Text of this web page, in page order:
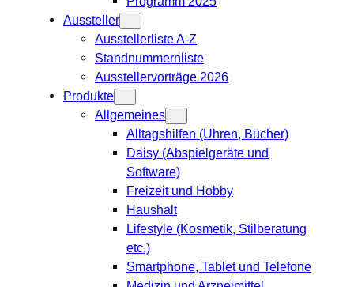
Aussteller
Ausstellerliste A-Z
Standnummernliste
Ausstellervorträge 2026
Produkte
Allgemeines
Alltagshilfen (Uhren, Bücher)
Daisy (Abspielgeräte und
Software)
Freizeit und Hobby
Haushalt
Lifestyle (Kosmetik, Stilberatung
etc.)
Smartphone, Tablet und Telefone